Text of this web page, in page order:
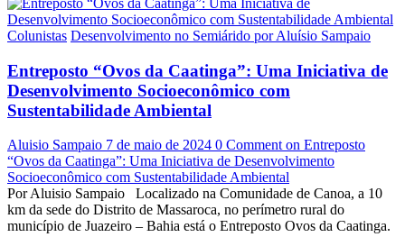
Colunistas Desenvolvimento no Semiárido por Aluísio Sampaio
Entreposto “Ovos da Caatinga”: Uma Iniciativa de
Desenvolvimento Socioeconômico com
Sustentabilidade Ambiental
Aluisio Sampaio 7 de maio de 2024 0 Commenton Entreposto
“Ovos da Caatinga”: Uma Iniciativa de Desenvolvimento
Socioeconômico com Sustentabilidade Ambiental
Por Aluisio Sampaio Localizado na Comunidade de Canoa, a 10
km da sede do Distrito de Massaroca, no perímetro rural do
município de Juazeiro – Bahia está o Entreposto Ovos da Caatinga.